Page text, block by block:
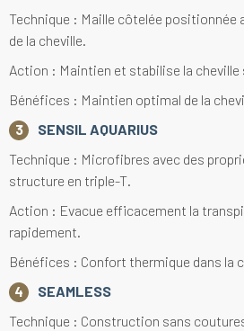
Technique : Maille côtelée positionnée
de la cheville.
Action : Maintien et stabilise la cheville
Bénéfices : Maintien optimal de la
SENSIL AQUARIUS
Technique : Microfibres avec des
structure en triple-T.
Action : Evacue efficacement la
rapidement.
Bénéfices : Confort thermique dans la
SEAMLESS
Technique : Construction sans